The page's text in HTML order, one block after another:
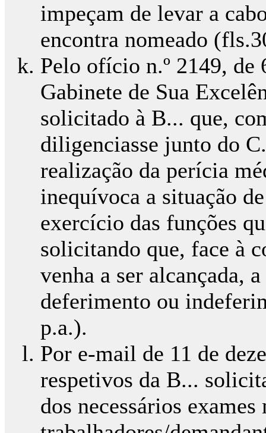
impeçam de levar a
encontra nomeado
Pelo ofício n.º 2149, de
Gabinete de Sua
solicitado à B... que,
diligenciasse junto do
realização da perícia
inequívoca a situação
exercício das funções
solicitando que, face à
venha a ser alcançada,
deferimento ou
p.a.).
Por e-mail de 11 de
respetivos da B...
dos necessários